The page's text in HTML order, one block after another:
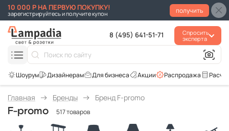
10 000 Р НА ПЕРВУЮ ПОКУПКУ!
зарегистрируйтесь и получите купон получить
8 (495) 641-51-71
Спросить
эксперта
Распродажа
Акции
Для бизнеса
Главная Бренды Бренд F-promo
F-promo 517 товаров